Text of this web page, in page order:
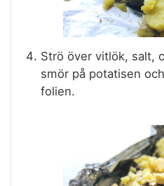
Strö över vitlök, salt,
smör på potatisen
folien.